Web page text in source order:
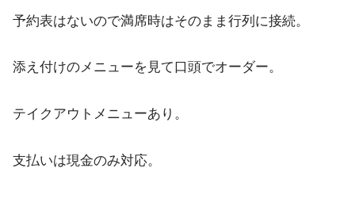
予約表はないので満席時はそのまま行列に接続。
添え付けのメニューを見て口頭でオーダー。
テイクアウトメニューあり。
支払いは現金のみ対応。